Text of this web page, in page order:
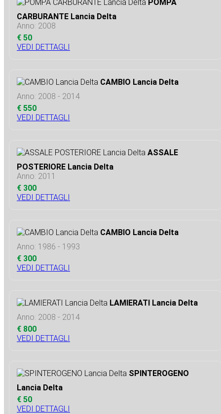
POMPA
CARBURANTE Lancia Delta
Anno: 2008
€ 50
VEDI DETTAGLI
CAMBIO Lancia Delta
Anno: 2008 - 2014
€ 550
VEDI DETTAGLI
ASSALE
POSTERIORE Lancia Delta
Anno: 2011
€ 300
VEDI DETTAGLI
CAMBIO Lancia Delta
Anno: 1986 - 1993
€ 300
VEDI DETTAGLI
LAMIERATI Lancia Delta
Anno: 2008 - 2014
€ 800
VEDI DETTAGLI
SPINTEROGENO
Lancia Delta
€ 50
VEDI DETTAGLI